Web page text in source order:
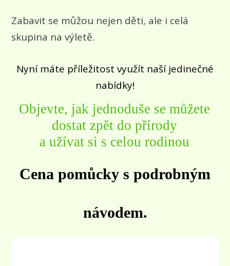
Zabavit se můžou nejen děti, ale i celá
skupina na výletě.
Nyní máte příležitost využít naší jedinečné
nabídky!
Objevte, jak jednoduše se můžete
dostat zpět do přírody
a užívat si s celou rodinou
Cena pomůcky s podrobným
návodem.